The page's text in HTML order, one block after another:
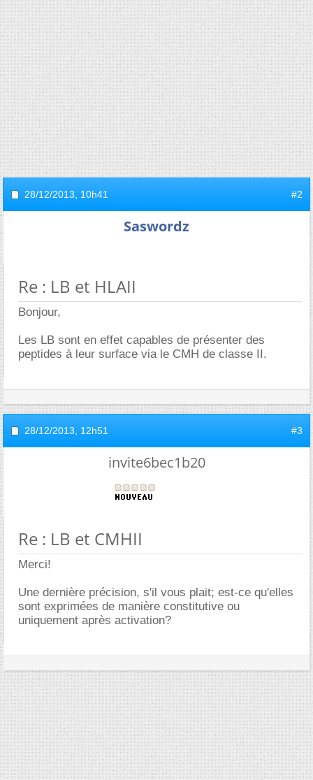
28/12/2013, 10h41 #2
Saswordz
Re : LB et HLAII
Bonjour,
Les LB sont en effet capables de présenter des
peptides à leur surface via le CMH de classe II.
28/12/2013, 12h51 #3
invite6bec1b20
Re : LB et CMHII
Merci!
Une dernière précision, s'il vous plait; est-ce qu'elles
sont exprimées de manière constitutive ou
uniquement après activation?